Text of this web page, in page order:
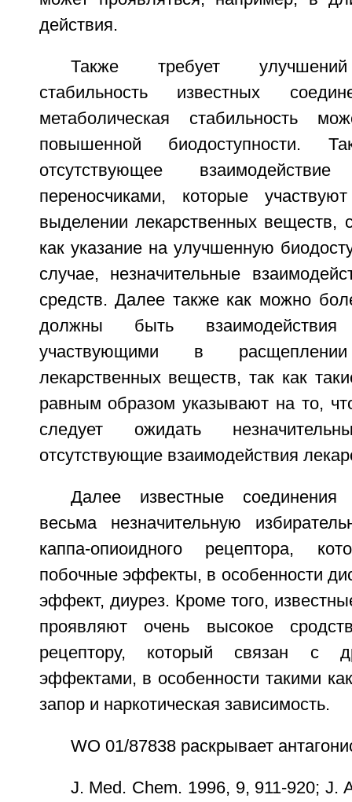
действия.
Также требует улучшений
стабильность известных
метаболическая стабильность
повышенной биодоступности.
отсутствующее
переносчиками, которые
выделении лекарственных веществ,
как указание на улучшенную
случае, незначительные
средств. Далее также как можно
должны быть
участвующими в
лекарственных веществ, так как
равным образом указывают на то,
следует ожидать
отсутствующие взаимодействия
Далее известные соединения
весьма незначительную
каппа-опиоидного рецептора,
побочные эффекты, в особенности
эффект, диурез. Кроме того,
проявляют очень высокое
рецептору, который связан с
эффектами, в особенности такими
запор и наркотическая зависимость.
WO 01/87838 раскрывает
J. Med. Chem. 1996, 9, 911-920; J.